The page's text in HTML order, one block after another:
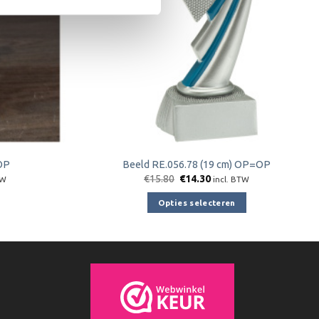
Beeld RE.056.78 (19 cm) OP=OP
€15.80 Oorspronkelijke
€15.80.
€14.30Huidige
is:
€14.30.
incl. BTW
Opties selecteren
variaties.
Deze